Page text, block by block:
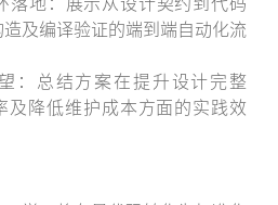
及编译验证的端到端自动化流
：总结方案在提升设计完整
及降低维护成本方面的实践效